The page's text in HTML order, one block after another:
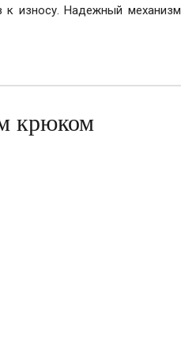
к износу. Надежный механизм
крюком